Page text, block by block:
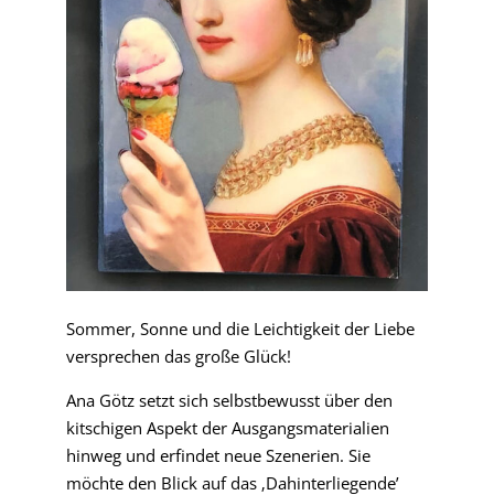
Sommer, Sonne und die Leichtigkeit der Liebe
versprechen das große Glück!
Ana Götz setzt sich selbstbewusst über den
kitschigen Aspekt der Ausgangsmaterialien
hinweg und erfindet neue Szenerien. Sie
möchte den Blick auf das ‚Dahinterliegende’